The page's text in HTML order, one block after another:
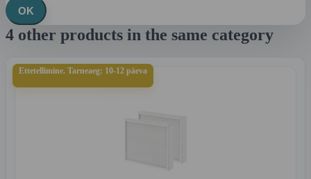
OK
4 other products in the same category
Ettetellimine. Tarneaeg: 10-12 päeva